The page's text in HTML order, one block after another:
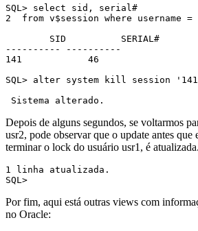
SQL> select sid, serial#
2  from v$session where username =
---------- ----------
141            46
SQL> alter system kill session
Depois de alguns segundos, se voltarmos
usr2, pode observar que o update antes que
terminar o lock do usuário usr1, é atualizada.
1 linha atualizada.
SQL>
Por fim, aqui está outras views com
no Oracle: